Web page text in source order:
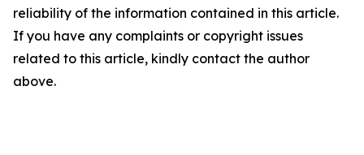
reliability of the information contained in this article.
If you have any complaints or copyright issues
related to this article, kindly contact the author
above.